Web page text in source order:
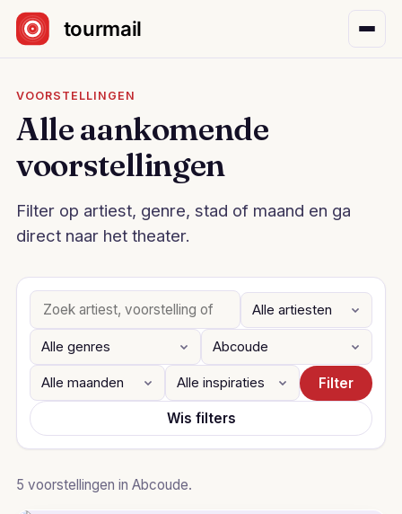
Sla navigatie over
VOORSTELLINGEN
Alle aankomende
voorstellingen
Filter op artiest, genre, stad of maand en ga
direct naar het theater.
Filter
Wis filters
5 voorstellingen in Abcoude.